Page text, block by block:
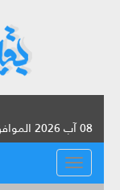
08 آب 2026 الموافق لـ 24 صفر 1448
القائمة